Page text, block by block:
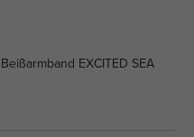
EXCITED SEA